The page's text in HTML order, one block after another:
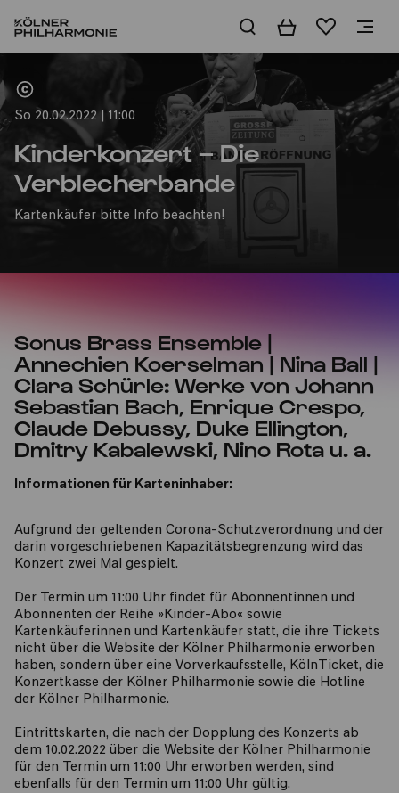
WarenkorbMerkliste
So 20.02.2022 | 11:00
Kinderkonzert – Die
Verblecherbande
Kartenkäufer bitte Info beachten!
Sonus Brass Ensemble |
Annechien Koerselman | Nina Ball |
Clara Schürle: Werke von Johann
Sebastian Bach, Enrique Crespo,
Claude Debussy, Duke Ellington,
Dmitry Kabalewski, Nino Rota u. a.
Informationen für Karteninhaber:
Aufgrund der geltenden Corona-Schutzverordnung und der
darin vorgeschriebenen Kapazitätsbegrenzung wird das
Konzert zwei Mal gespielt.
Der Termin um 11:00 Uhr findet für Abonnentinnen und
Abonnenten der Reihe »Kinder-Abo« sowie
Kartenkäuferinnen und Kartenkäufer statt, die ihre Tickets
nicht über die Website der Kölner Philharmonie erworben
haben, sondern über eine Vorverkaufsstelle, KölnTicket, die
Konzertkasse der Kölner Philharmonie sowie die Hotline
der Kölner Philharmonie.
Eintrittskarten, die nach der Dopplung des Konzerts ab
dem 10.02.2022 über die Website der Kölner Philharmonie
für den Termin um 11:00 Uhr erworben werden, sind
ebenfalls für den Termin um 11:00 Uhr gültig.